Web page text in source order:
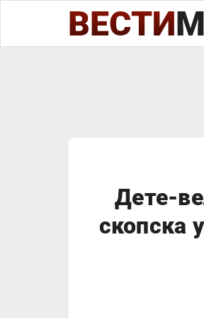
ВЕСТИ
Дете-
скопска